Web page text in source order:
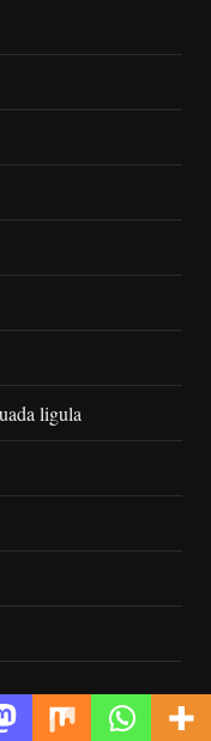
ligula